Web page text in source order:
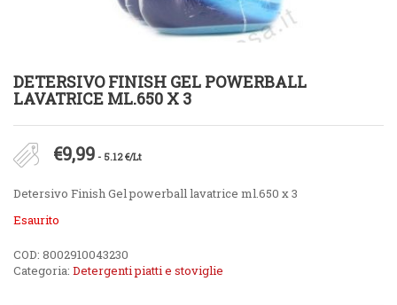
DETERSIVO FINISH GEL POWERBALL
LAVATRICE ML.650 X 3
€9,99 - 5.12 €/Lt
Detersivo Finish Gel powerball lavatrice ml.650 x 3
Esaurito
COD: 8002910043230
Categoria: Detergenti piatti e stoviglie